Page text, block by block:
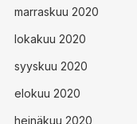
marraskuu 2020
lokakuu 2020
syyskuu 2020
elokuu 2020
heinäkuu 2020